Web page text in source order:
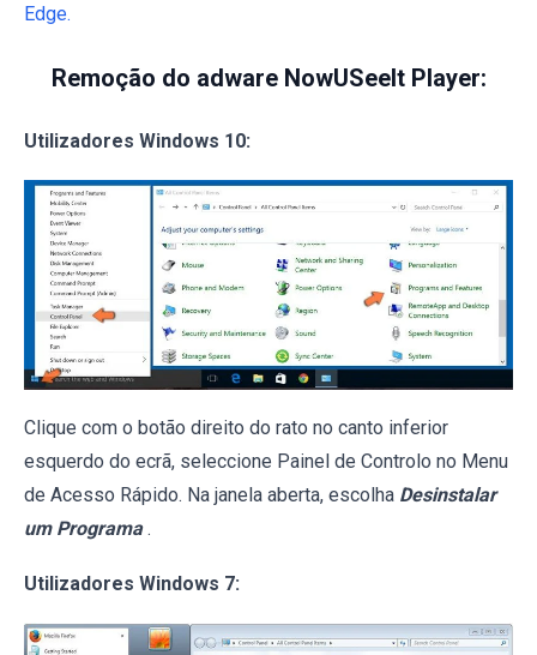
Edge.
Remoção do adware NowUSeeIt Player:
Utilizadores Windows 10:
Clique com o botão direito do rato no canto inferior
esquerdo do ecrã, seleccione Painel de Controlo no Menu
de Acesso Rápido. Na janela aberta, escolha Desinstalar
um Programa .
Utilizadores Windows 7: